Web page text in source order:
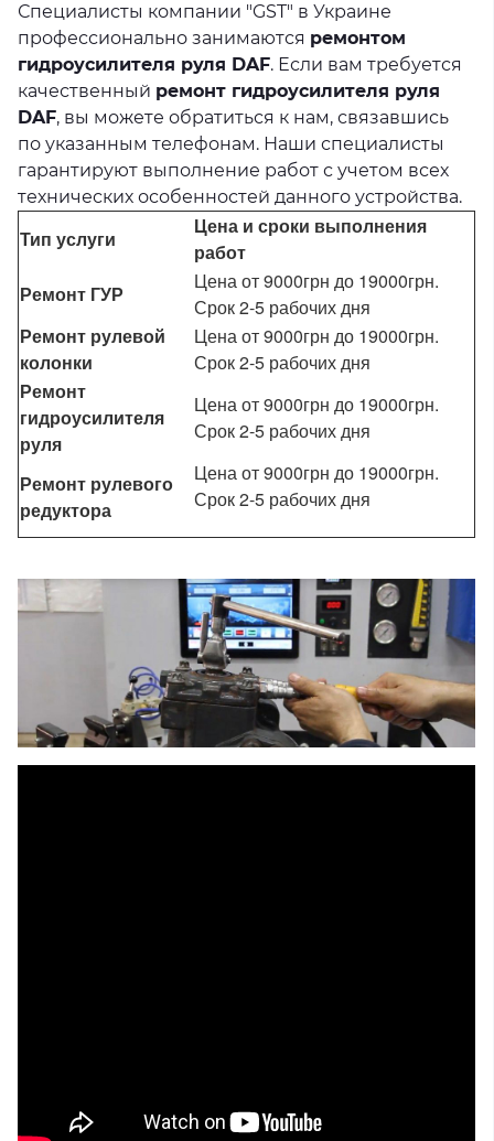
Специалисты компании "GST" в Украине
профессионально занимаются ремонтом
гидроусилителя руля DAF. Если вам требуется
качественный ремонт гидроусилителя руля
DAF, вы можете обратиться к нам, связавшись
по указанным телефонам. Наши специалисты
гарантируют выполнение работ с учетом всех
технических особенностей данного устройства.
Тип услуги
Цена и сроки выполнения
работ
Ремонт ГУР
Цена от 9000грн до 19000грн.
Срок 2-5 рабочих дня
Ремонт рулевой
колонки
Цена от 9000грн до 19000грн.
Срок 2-5 рабочих дня
Ремонт
гидроусилителя
руля
Цена от 9000грн до 19000грн.
Срок 2-5 рабочих дня
Ремонт рулевого
редуктора
Цена от 9000грн до 19000грн.
Срок 2-5 рабочих дня